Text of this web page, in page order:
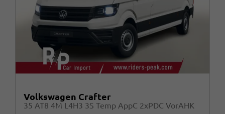
Volkswagen Crafter
35 AT8 4M L4H3 3S Temp AppC 2xPDC VorAHK